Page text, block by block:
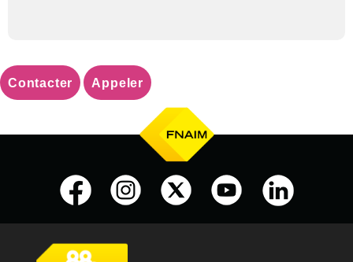
Contacter Appeler